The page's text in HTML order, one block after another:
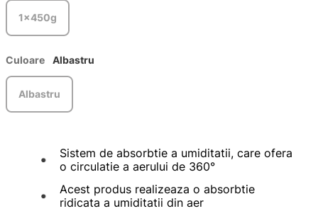
1x450g
Culoare Albastru
Albastru
Sistem de absorbtie a umiditatii, care ofera
o circulatie a aerului de 360°
Acest produs realizeaza o absorbtie
ridicata a umiditatii din aer